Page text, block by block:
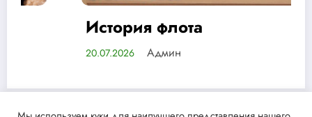
История флота
Админ